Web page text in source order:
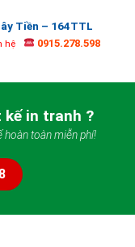
Tiền – 164TTL
hệ 0915.278.598
in tranh ?
hoàn toàn miễn phí!